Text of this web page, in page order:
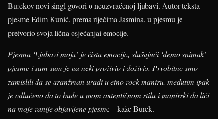
Burekov novi singl govori o neuzvraćenoj ljubavi. Autor teksta
pjesme Edim Kunić, prema riječima Jasmina, u pjesmu je
pretvorio svoja lična osjećanjai emocije.
Pjesma ‘Ljubavi moja’ je čista emocija, slušajući ‘demo snimak’
pjesme i sam sam je na neki proživio i doživio. Prvobitno smo
zamislili da se aranžman uradi u etno rock maniru, međutim ipak
je odlučeno da to bude u mom autentičnom stilu i manirski da liči
na moje ranije objavljene pjesme – kaže Burek.